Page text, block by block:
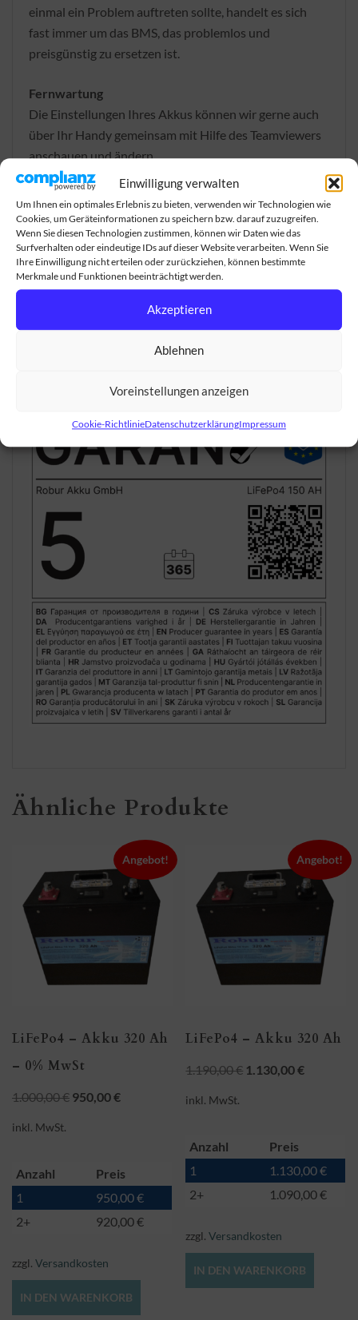
Einwilligung verwalten
Um Ihnen ein optimales Erlebnis zu bieten, verwenden wir Technologien wie
Cookies, um Geräteinformationen zu speichern bzw. darauf zuzugreifen.
Wenn Sie diesen Technologien zustimmen, können wir Daten wie das
Surfverhalten oder eindeutige IDs auf dieser Website verarbeiten. Wenn Sie
Ihre Einwilligung nicht erteilen oder zurückziehen, können bestimmte
Merkmale und Funktionen beeinträchtigt werden.
Akzeptieren
Ablehnen
Voreinstellungen anzeigen
Cookie-RichtlinieDatenschutzerklärungImpressum
einmal ein Problem auftreten sollte, handelt es sich
fast immer um das BMS, das problemlos und
preisgünstig zu ersetzen ist.
Fernwartung
Die Einstellungen Ihres Akkus können wir gerne auch
über Ihr Handy gemeinsam mit Hilfe des Teamviewers
anschauen und ändern.
Diesen können Sie gratis im Play Store oder App Store
downloaden.
Wiederverkauf Ihres Akkus
möchten, z.B. weil Sie Ihre Kapazität aufrüsten
Ähnliche Produkte
Angebot!
LiFePo4 – Akku 320 Ah
– 0% MwSt
1.000,00€ Ursprünglicher
950,00€Aktueller
inkl. MwSt.
Anzahl
Preis
1
950,00€
2+
920,00€
zzgl. Versandkosten
IN DEN WARENKORB
Angebot!
LiFePo4 – Akku 320 Ah
1.190,00€ Ursprünglicher
1.130,00€Aktueller
inkl. MwSt.
Anzahl
Preis
1
1.130,00€
2+
1.090,00€
zzgl.Versandkosten
IN DEN WARENKORB